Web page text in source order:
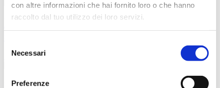
con altre informazioni che hai fornito loro o che hanno
raccolto dal tuo utilizzo dei loro servizi.
delNecessari
Preferenze
BIFAMILIARE ECOSOSTENIBILE con
Read more